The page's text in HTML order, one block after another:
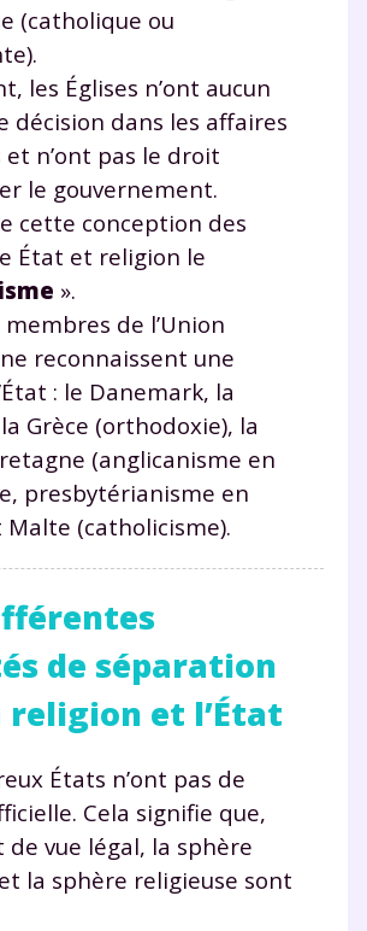
(catholique ou
les Églises n’ont aucun
décision dans les affaires
n’ont pas le droit
le gouvernement.
cette conception des
État et religion le
».
de l’Union
reconnaissent une
: le Danemark, la
Grèce (orthodoxie), la
(anglicanisme en
presbytérianisme en
Malte (catholicisme).
de séparation
et l’État
États n’ont pas de
Cela signifie que,
de vue légal, la sphère
la sphère religieuse sont
de progresser
réussir votre
scolaire ?
gratuitement
24h notre
de soutien
!